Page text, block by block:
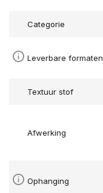
Categorie
Leverbare formaten
Textuur stof
Afwerking
Ophanging